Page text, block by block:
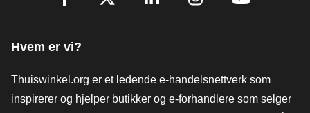
Hvem er vi?
Thuiswinkel.org er et ledende e-handelsnettverk som
inspirerer og hjelper butikker og e-forhandlere som selger